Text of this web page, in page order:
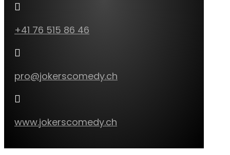

+41 76 515 86 46

pro@jokerscomedy.ch

www.jokerscomedy.ch